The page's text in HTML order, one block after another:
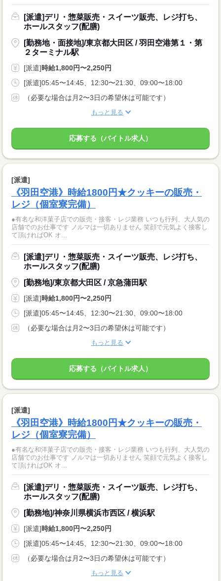
[派遣]デリ・惣菜販売・スイーツ販売、レジ打ち、
ホールスタッフ(配膳)
[勤務地・面接地]/東京都大田区 / 羽田空港第１・第
２ターミナル駅
[派遣]時給1,800円〜2,250円
[派遣]05:45〜14:45、12:30〜21:30、09:00〜18:00
（必要な場合は月2〜3日の希望休は可能です）
もっと見る
応募する（バイトル求人）
[派遣]
《羽田空港》時給1800円★クッキーの販売・
レジ（個室寮完備）
●有名な和洋菓子店での販売・接客・レジ業務 いつも行列、大人気の
店舗でのお仕事です ノルマは一切ありません 笑顔で元気よく接客し
て頂ければOK オ...
[派遣]デリ・惣菜販売・スイーツ販売、レジ打ち、
ホールスタッフ(配膳)
[勤務地]/東京都大田区 / 京急蒲田駅
[派遣]時給1,800円〜2,250円
[派遣]05:45〜14:45、12:30〜21:30、09:00〜18:00
（必要な場合は月2〜3日の希望休は可能です）
もっと見る
応募する（バイトル求人）
[派遣]
《羽田空港》時給1800円★クッキーの販売・
レジ（個室寮完備）
●有名な和洋菓子店での販売・接客・レジ業務 いつも行列、大人気の
店舗でのお仕事です ノルマは一切ありません 笑顔で元気よく接客し
て頂ければOK オ...
[派遣]デリ・惣菜販売・スイーツ販売、レジ打ち、
ホールスタッフ(配膳)
[勤務地]/神奈川県横浜市西区 / 横浜駅
[派遣]時給1,800円〜2,250円
[派遣]05:45〜14:45、12:30〜21:30、09:00〜18:00
（必要な場合は月2〜3日の希望休は可能です）
もっと見る